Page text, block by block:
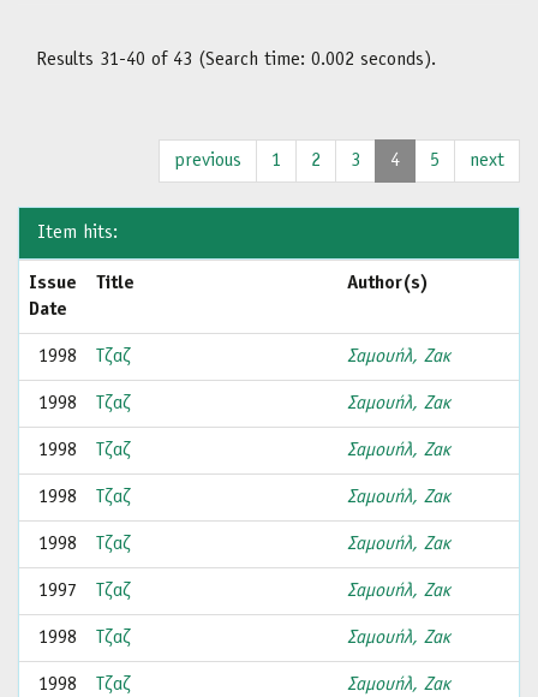
Results 31-40 of 43 (Search time: 0.002 seconds).
previous 1 2 3 4 5 next
Item hits:
Issue
Date
Title Author(s)
1998 Τζαζ Σαμουήλ, Ζακ
1998 Τζαζ Σαμουήλ, Ζακ
1998 Τζαζ Σαμουήλ, Ζακ
1998 Τζαζ Σαμουήλ, Ζακ
1998 Τζαζ Σαμουήλ, Ζακ
1997 Τζαζ Σαμουήλ, Ζακ
1998 Τζαζ Σαμουήλ, Ζακ
1998 Τζαζ Σαμουήλ, Ζακ